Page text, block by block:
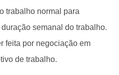
trabalho normal para
semanal do trabalho.
feita por negociação em
de trabalho.